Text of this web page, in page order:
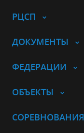
РЦСП
ДОКУМЕНТЫ
ФЕДЕРАЦИИ
ОБЪЕКТЫ
СОРЕВНОВАНИЯ